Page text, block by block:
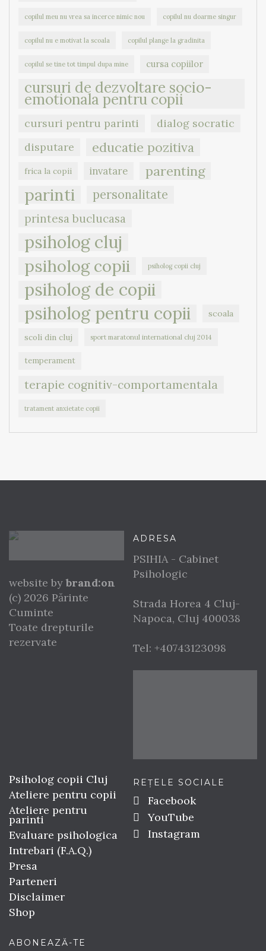
copilul meu nu vrea sa incerce nimic nou copilul nu doarme singur
copilul nu e motivat la scoala copilul plange la gradinita
copilul se tine tot timpul dupa mine cursa copiilor
cursuri de dezvoltare socio-
emotionala pentru copii
cursuri pentru parinti
dialog socratic
disputare
educatie pozitiva
frica la copii invatare parenting
parinti personalitate
printesa buclucasa
psiholog cluj
psiholog copii
psiholog copii cluj
psiholog de copii
psiholog pentru copii
scoala
scoli din cluj sport maratonul international cluj 2014
temperament
terapie cognitiv-comportamentala
tratament anxietate copii
website by brand:on
(c) 2026 Părinte
Cuminte
Toate drepturile
rezervate
ADRESA
PSIHIA - Cabinet
Psihologic
Strada Horea 4 Cluj-
Napoca, Cluj 400038
Tel: +40743123098
Psiholog copii Cluj
Ateliere pentru copii
Ateliere pentru
parinti
Evaluare psihologica
Intrebari (F.A.Q.)
Presa
Parteneri
Disclaimer
Shop
REȚELE SOCIALE
Facebook
YouTube
Instagram
ABONEAZĂ-TE